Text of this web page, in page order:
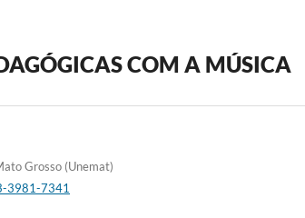
COM A MÚSICA
Grosso (Unemat)
3981-7341